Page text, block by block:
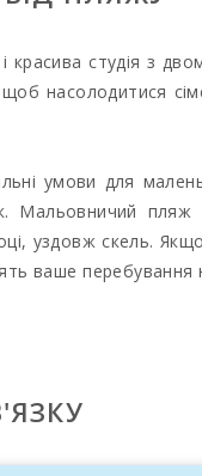
красива студія з
насолодитися
умови для
Мальовничий
уздовж скель.
ваше перебування